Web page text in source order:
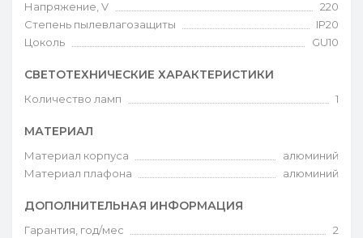
Напряжение, V
220
Степень пылевлагозащиты
IP20
Цоколь
GU10
СВЕТОТЕХНИЧЕСКИЕ ХАРАКТЕРИСТИКИ
Количество ламп 1
МАТЕРИАЛ
Материал корпуса
алюминий
Материал плафона
алюминий
ДОПОЛНИТЕЛЬНАЯ ИНФОРМАЦИЯ
Гарантия, год/мес
2